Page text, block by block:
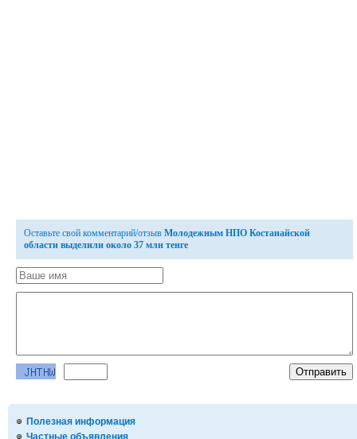
Полезная информация
Частные объявления
Оставьте свой комментарий/отзыв Молодежным НПО Костанайской
области выделили около 37 млн тенге